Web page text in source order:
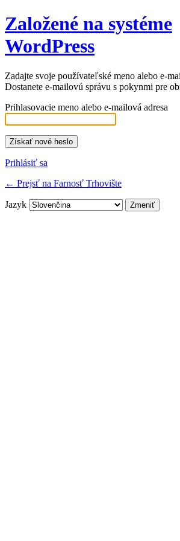
Založené na systéme
WordPress
Zadajte svoje používateľské meno alebo e-
Dostanete e-mailovú správu s pokynmi pre
Prihlasovacie meno alebo e-mailová adresa
Prihlásiť sa
← Prejsť na Farnosť Trhovište
Jazyk